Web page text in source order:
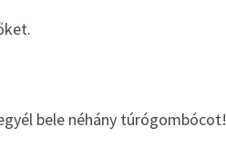
bele néhány túrógombócot!